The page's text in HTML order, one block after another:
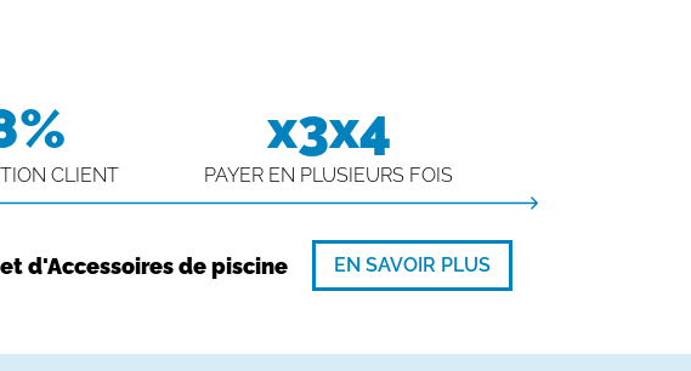
CLIENT
x3x4
PAYER EN PLUSIEURS FOIS
d'Accessoires de piscine EN SAVOIR PLUS